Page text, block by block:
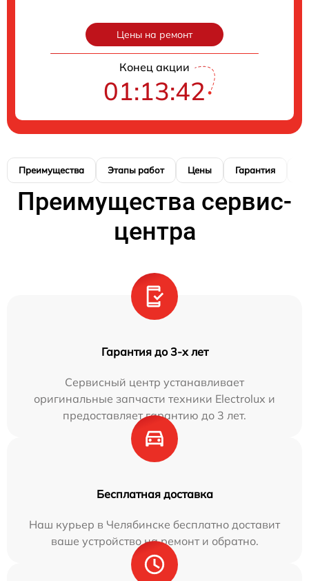
Цены на ремонт
Конец акции
01:13:41
Преимущества Этапы работ Цены Гарантия
Преимущества сервис-
центра
Гарантия до 3-х лет
Сервисный центр устанавливает
оригинальные запчасти техники Electrolux и
предоставляет гарантию до 3 лет.
Бесплатная доставка
Наш курьер в Челябинске бесплатно доставит
ваше устройство на ремонт и обратно.